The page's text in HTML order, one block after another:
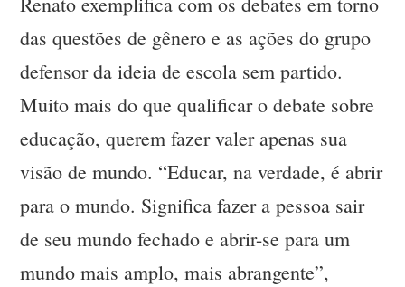
das questões de gênero e as ações do grupo
defensor da ideia de escola sem partido.
Muito mais do que qualificar o debate sobre
educação, querem fazer valer apenas sua
visão de mundo. “Educar, na verdade, é abrir
para o mundo. Significa fazer a pessoa sair
de seu mundo fechado e abrir-se para um
mundo mais amplo, mais abrangente”,